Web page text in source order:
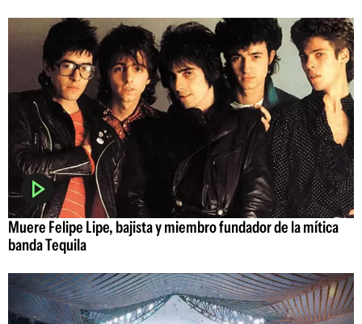
Muere Felipe Lipe, bajista y miembro fundador de la mítica
banda Tequila